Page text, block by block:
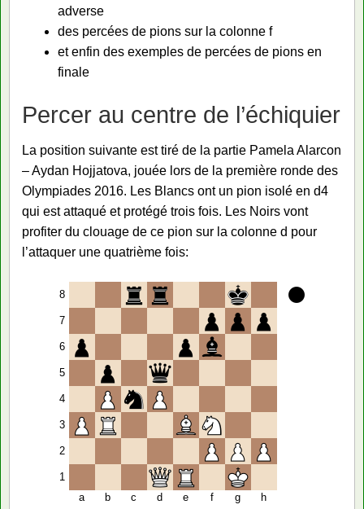
adverse
des percées de pions sur la colonne f
et enfin des exemples de percées de pions en
finale
Percer au centre de l’échiquier
La position suivante est tiré de la partie Pamela Alarcon
– Aydan Hojjatova, jouée lors de la première ronde des
Olympiades 2016. Les Blancs ont un pion isolé en d4
qui est attaqué et protégé trois fois. Les Noirs vont
profiter du clouage de ce pion sur la colonne d pour
l’attaquer une quatrième fois:
8
7
6
5
4
3
2
1
a
b c d e f g h